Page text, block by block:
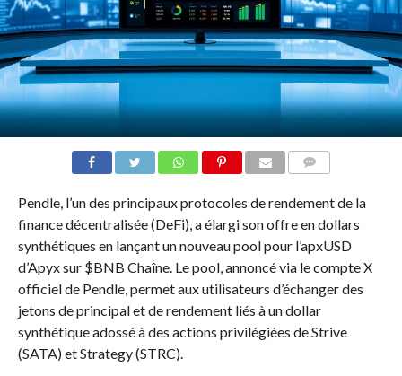
Pendle, l’un des principaux protocoles de rendement de la
finance décentralisée (DeFi), a élargi son offre en dollars
synthétiques en lançant un nouveau pool pour l’apxUSD
d’Apyx sur $BNB Chaîne. Le pool, annoncé via le compte X
officiel de Pendle, permet aux utilisateurs d’échanger des
jetons de principal et de rendement liés à un dollar
synthétique adossé à des actions privilégiées de Strive
(SATA) et Strategy (STRC).